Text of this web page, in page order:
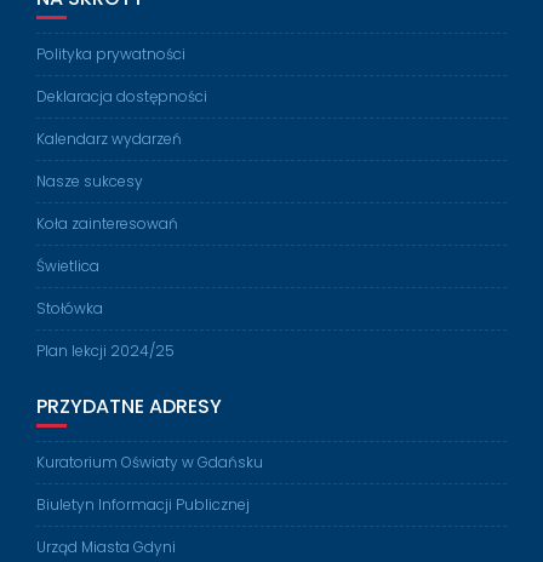
Polityka prywatności
Deklaracja dostępności
Kalendarz wydarzeń
Nasze sukcesy
Koła zainteresowań
Świetlica
Stołówka
Plan lekcji 2024/25
PRZYDATNE ADRESY
Kuratorium Oświaty w Gdańsku
Biuletyn Informacji Publicznej
Urząd Miasta Gdyni